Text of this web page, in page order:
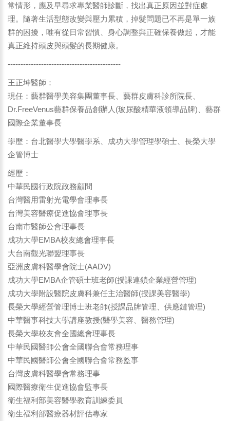
常情形，應及早尋求專業醫師診斷，找出真正原因並對症處
理。隨著生活型態改變與壓力累積，掉髮問題已不再是單一族
群的困擾，唯有從日常習慣、身心調整與正確保養做起，才能
真正維持頭皮與頭髮的長期健康。
--------------------------------------------
王正坤醫師：
現任：藝群醫學美容集團董事長、藝群皮膚科診所院長、
Dr.FreeVenus藝群保養品創辦人(玻尿酸精華液領導品牌)、藝群
國際企業董事長
學歷：台北醫學大學醫學系、成功大學管理學碩士、長榮大學
企管博士
經歷：
中華民國行政院政務顧問
台灣醫用雷射光電學會理事長
台灣美容醫療促進協會理事長
台南市醫師公會理事長
成功大學EMBA校友總會理事長
大台南觀光聯盟理事長
亞洲皮膚科醫學會院士(AADV)
成功大學EMBA企管碩士班老師(授課連鎖企業經營管理)
成功大學附設醫院皮膚科兼任主治醫師(授課美容醫學)
長榮大學經營管理博士班老師(授課品牌管理、供應鏈管理)
中華醫事科技大學講座教授(醫學美容、醫務管理)
長榮大學校友會全國總會理事長
中華民國醫師公會全國聯合會常務理事
中華民國醫師公會全國聯合會常務監事
台灣皮膚科醫學會常務理事
國際醫療衛生促進協會監事長
衛生福利部美容醫學教育訓練委員
衛生福利部醫療器材評估專家